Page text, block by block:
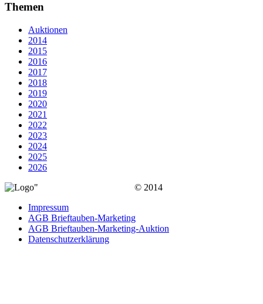
Themen
Auktionen
2014
2015
2016
2017
2018
2019
2020
2021
2022
2023
2024
2025
2026
© 2014
Impressum
AGB Brieftauben-Marketing
AGB Brieftauben-Marketing-Auktion
Datenschutzerklärung